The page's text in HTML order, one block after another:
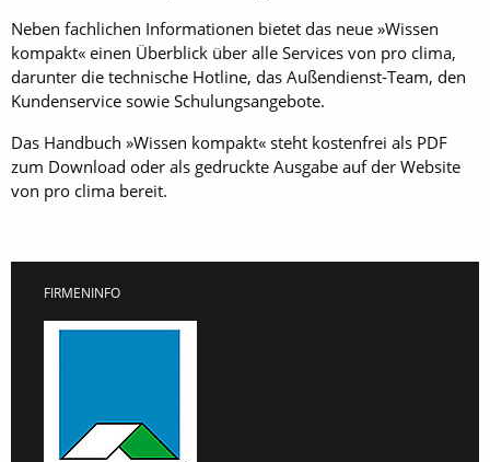
Neben fachlichen Informationen bietet das neue »Wissen
kompakt« einen Überblick über alle Services von pro clima,
darunter die technische Hotline, das Außendienst-Team, den
Kundenservice sowie Schulungsangebote.
Das Handbuch »Wissen kompakt« steht kostenfrei als PDF
zum Download oder als gedruckte Ausgabe auf der Website
von pro clima bereit.
FIRMENINFO